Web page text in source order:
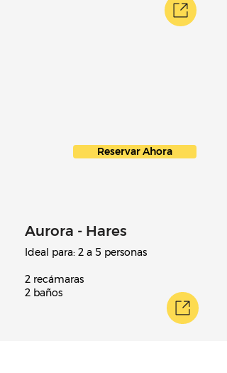
Reservar Ahora
Aurora - Hares
Ideal para: 2 a 5 personas
2 recámaras
2 baños